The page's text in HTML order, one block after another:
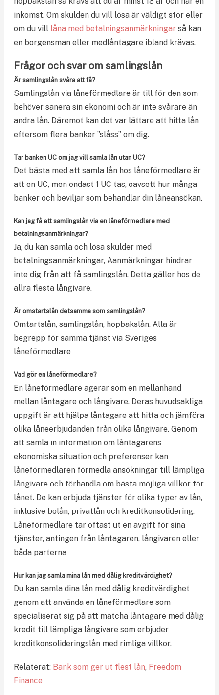
inkomst. Om skulden du vill lösa är väldigt stor eller
om du vill låna med betalningsanmärkningarså kan
en borgensman eller medlåntagare ibland krävas.
Frågor och svar om samlingslån
Är samlingslån svåra att få?
Samlingslån via låneförmedlare är till för den som
behöver sanera sin ekonomi och är inte svårare än
andra lån. Däremot kan det var lättare att hitta lån
eftersom flera banker ”slåss” om dig.
Tar banken UC om jag vill samla lån utan UC?
Det bästa med att samla lån hos låneförmedlare är
att en UC, men endast 1 UC tas, oavsett hur många
banker och beviljar som behandlar din låneansökan.
Kan jag få ett samlingslån via en låneförmedlare med
betalningsanmärkningar?
Ja, du kan samla och lösa skulder med
betalningsanmärkningar, Aanmärkningar hindrar
inte dig från att få samlingslån. Detta gäller hos de
allra flesta långivare.
Är omstartslån detsamma som samlingslån?
Omtartslån, samlingslån, hopbakslån. Alla är
begrepp för samma tjänst via Sveriges
låneförmedlare
Vad gör en låneförmedlare?
En låneförmedlare agerar som en mellanhand
mellan låntagare och långivare. Deras huvudsakliga
uppgift är att hjälpa låntagare att hitta och jämföra
olika låneerbjudanden från olika långivare. Genom
att samla in information om låntagarens
ekonomiska situation och preferenser kan
låneförmedlaren förmedla ansökningar till lämpliga
långivare och förhandla om bästa möjliga villkor för
lånet. De kan erbjuda tjänster för olika typer av lån,
inklusive bolån, privatlån och kreditkonsolidering.
Låneförmedlare tar oftast ut en avgift för sina
tjänster, antingen från låntagaren, långivaren eller
båda parterna
Hur kan jag samla mina lån med dålig kreditvärdighet?
Du kan samla dina lån med dålig kreditvärdighet
genom att använda en låneförmedlare som
specialiserat sig på att matcha låntagare med dålig
kredit till lämpliga långivare som erbjuder
kreditkonsolideringslån med rimliga villkor.
Relaterat: Bank som ger ut flest lån, Freedom
Finance